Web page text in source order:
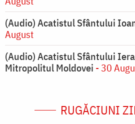
(Audio) Acatistul Sfântului
August
(Audio) Acatistul Sfântului
Mitropolitul Moldovei - 30
RUGĂCIUNI